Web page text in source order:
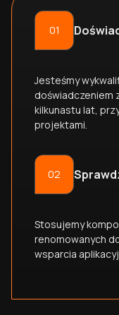
01
Jesteśmy
doświadczeniem
kilkunastu lat,
projektami.
02
Stosujemy
renomowanych
wsparcia